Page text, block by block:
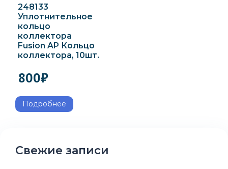
248133
Уплотнительное
кольцо
коллектора
Fusion AP Кольцо
коллектора, 10шт.
800₽
Подробнее
Свежие записи